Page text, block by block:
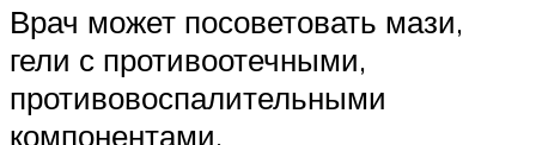
Врач может посоветовать мази,
гели с противоотечными,
противовоспалительными
компонентами.